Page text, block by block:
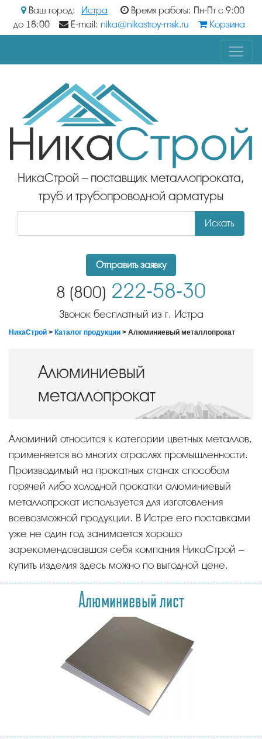
Ваш город: Истра
Время работы: Пн-Пт с 9:00
до 18:00
E-mail: nika@nikastroy-msk.ru Корзина
НикаСтрой – поставщик металлопроката,
труб и трубопроводной арматуры
Искать
Отправить заявку
8 (800) 222-58-30
Звонок бесплатный из г. Истра
НикаСтрой > Каталог продукции > Алюминиевый металлопрокат
Алюминиевый
металлопрокат
Алюминий относится к категории цветных металлов,
применяется во многих отраслях промышленности.
Производимый на прокатных станах способом
горячей либо холодной прокатки алюминиевый
металлопрокат используется для изготовления
всевозможной продукции. В Истре его поставками
уже не один год занимается хорошо
зарекомендовавшая себя компания НикаСтрой –
купить изделия здесь можно по выгодной цене.
Алюминиевый лист